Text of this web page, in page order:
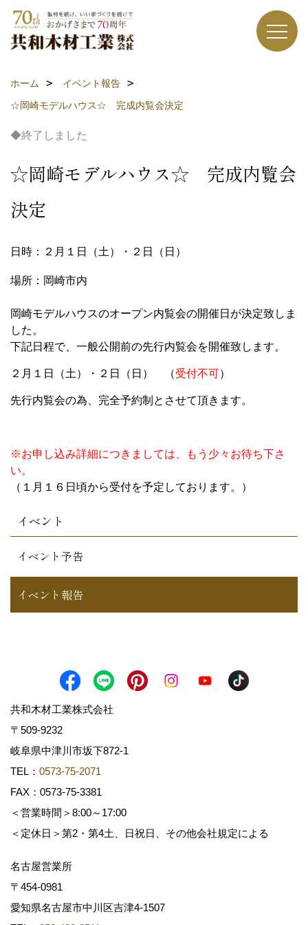
ホーム
イベント報告
☆岡崎モデルハウス☆ 完成内覧会決定
◆終了しました
☆岡崎モデルハウス☆ 完成内覧会
決定
日時：２月１日（土）・２日（日）
場所：岡崎市内
岡崎モデルハウスのオープン内覧会の開催日が決定致しま
した。
下記日程で、一般公開前の先行内覧会を開催致します。
２月１日（土）・２日（日） （受付不可）
先行内覧会の為、完全予約制とさせて頂きます。
※お申し込み詳細につきましては、もう少々お待ち下さ
い。
（１月１６日頃から受付を予定しております。）
イベント
イベント予告
イベント報告
共和木材工業株式会社
〒509-9232
岐阜県中津川市坂下872‐1
TEL： 0573-75-2071
FAX：0573-75-3381
＜営業時間＞8:00～17:00
＜定休日＞第2・第4土、日祝日、その他会社規定による
名古屋営業所
〒454-0981
愛知県名古屋市中川区吉津4-1507